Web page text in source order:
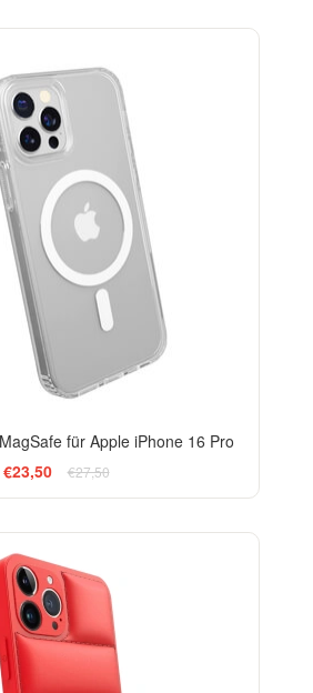
für Apple iPhone 16 Pro
€23,50
€27,50